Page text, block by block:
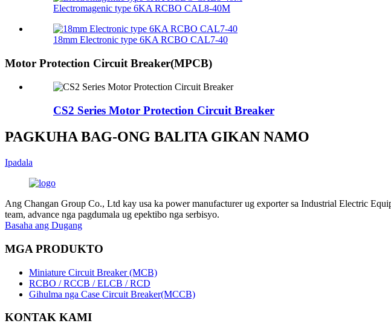
Electromagenic type 6KA RCBO CAL8-40M
18mm Electronic type 6KA RCBO CAL7-40
Motor Protection Circuit Breaker(MPCB)
CS2 Series Motor Protection Circuit Breaker
PAGKUHA BAG-ONG BALITA GIKAN NAMO
Ipadala
Ang Changan Group Co., Ltd kay usa ka power manufacturer ug exporter sa Industrial Electric
team, advance nga pagdumala ug epektibo nga serbisyo.
Basaha ang Dugang
MGA PRODUKTO
Miniature Circuit Breaker (MCB)
RCBO / RCCB / ELCB / RCD
Gihulma nga Case Circuit Breaker(MCCB)
KONTAK KAMI